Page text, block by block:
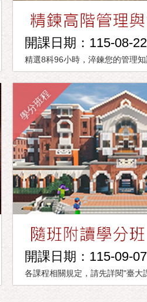
開課日期：115-08-22
精選8科96小時，淬鍊您的管理
學分班程
開課日期：115-09-07
各課程相關規定，請先詳閱"臺大
業。